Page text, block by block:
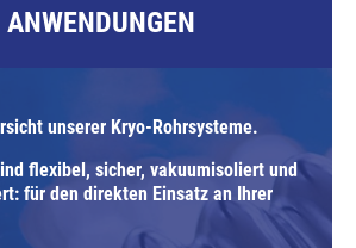
ANWENDUNGEN
unserer Kryo-Rohrsysteme.
flexibel, sicher, vakuumisoliert und
für den direkten Einsatz an Ihrer